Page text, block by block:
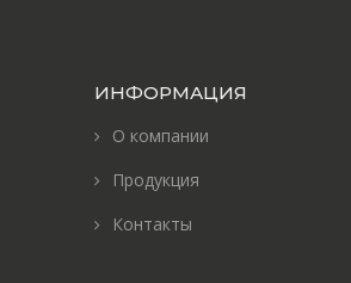
ИНФОРМАЦИЯ
О компании
Продукция
Контакты